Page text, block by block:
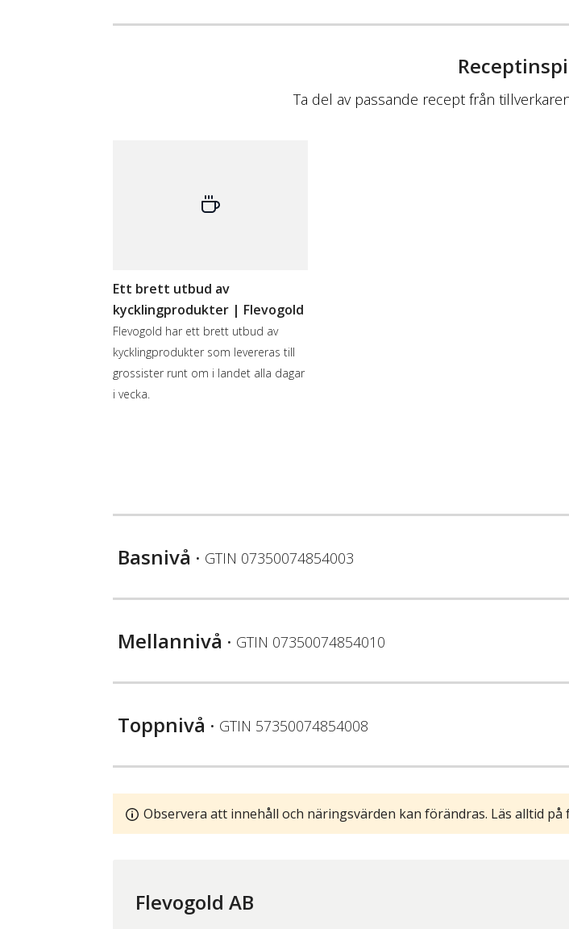
Ta del av passande recept från
Ett brett utbud av
kycklingprodukter | Flevogold
Flevogold har ett brett utbud av
kycklingprodukter som levereras till
grossister runt om i landet alla dagar
i vecka.
Basnivå • GTIN 07350074854003
Mellannivå • GTIN 07350074854010
Toppnivå • GTIN 57350074854008
Observera att innehåll och näringsvärden kan förändras. Läs alltid
Flevogold AB